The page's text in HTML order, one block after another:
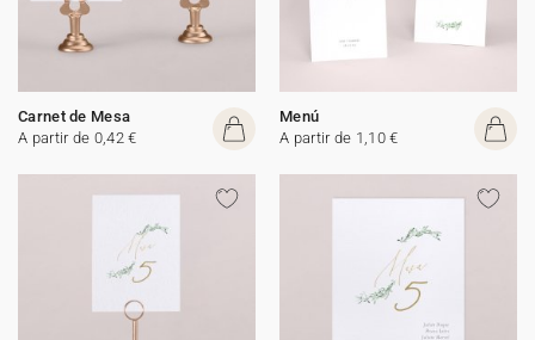
Carnet de Mesa
A partir de 0,42 €
Menú
A partir de 1,10 €